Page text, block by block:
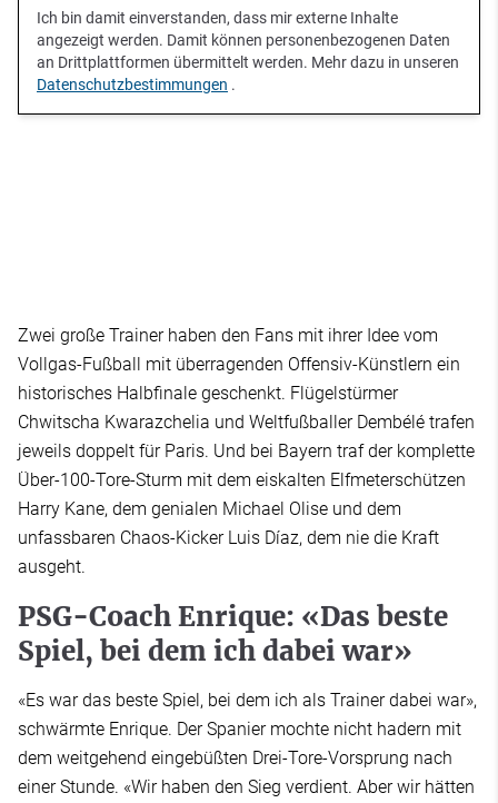
Ich bin damit einverstanden, dass mir externe Inhalte
angezeigt werden. Damit können personenbezogenen Daten
an Drittplattformen übermittelt werden. Mehr dazu in unseren
Datenschutzbestimmungen .
Zwei große Trainer haben den Fans mit ihrer Idee vom
Vollgas-Fußball mit überragenden Offensiv-Künstlern ein
historisches Halbfinale geschenkt. Flügelstürmer
Chwitscha Kwarazchelia und Weltfußballer Dembélé trafen
jeweils doppelt für Paris. Und bei Bayern traf der komplette
Über-100-Tore-Sturm mit dem eiskalten Elfmeterschützen
Harry Kane, dem genialen Michael Olise und dem
unfassbaren Chaos-Kicker Luis Díaz, dem nie die Kraft
ausgeht.
PSG-Coach Enrique: «Das beste
Spiel, bei dem ich dabei war»
«Es war das beste Spiel, bei dem ich als Trainer dabei war»,
schwärmte Enrique. Der Spanier mochte nicht hadern mit
dem weitgehend eingebüßten Drei-Tore-Vorsprung nach
einer Stunde. «Wir haben den Sieg verdient. Aber wir hätten